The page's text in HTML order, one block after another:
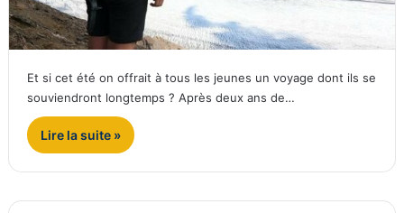
Et si cet été on offrait à tous les jeunes un voyage dont ils se
souviendront longtemps ? Après deux ans de…
Lire la suite »